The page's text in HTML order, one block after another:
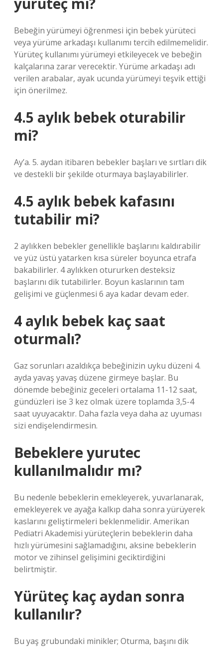
Bebeğin yürümeyi öğrenmesi için bebek yürüteci
veya yürüme arkadaşı kullanımı tercih edilmemelidir.
Yürüteç kullanımı yürümeyi etkileyecek ve bebeğin
kalçalarına zarar verecektir. Yürüme arkadaşı adı
verilen arabalar, ayak ucunda yürümeyi teşvik ettiği
için önerilmez.
4.5 aylık bebek oturabilir
mi?
Ay’a. 5. aydan itibaren bebekler başları ve sırtları dik
ve destekli bir şekilde oturmaya başlayabilirler.
4.5 aylık bebek kafasını
tutabilir mi?
2 aylıkken bebekler genellikle başlarını kaldırabilir
ve yüz üstü yatarken kısa süreler boyunca etrafa
bakabilirler. 4 aylıkken otururken desteksiz
başlarını dik tutabilirler. Boyun kaslarının tam
gelişimi ve güçlenmesi 6 aya kadar devam eder.
4 aylık bebek kaç saat
oturmalı?
Gaz sorunları azaldıkça bebeğinizin uyku düzeni 4.
ayda yavaş yavaş düzene girmeye başlar. Bu
dönemde bebeğiniz geceleri ortalama 11-12 saat,
gündüzleri ise 3 kez olmak üzere toplamda 3,5-4
saat uyuyacaktır. Daha fazla veya daha az uyuması
sizi endişelendirmesin.
Bebeklere yurutec
kullanılmalıdır mı?
Bu nedenle bebeklerin emekleyerek, yuvarlanarak,
emekleyerek ve ayağa kalkıp daha sonra yürüyerek
kaslarını geliştirmeleri beklenmelidir. Amerikan
Pediatri Akademisi yürüteçlerin bebeklerin daha
hızlı yürümesini sağlamadığını, aksine bebeklerin
motor ve zihinsel gelişimini geciktirdiğini
belirtmiştir.
Yürüteç kaç aydan sonra
kullanılır?
Bu yaş grubundaki minikler; Oturma, başını dik